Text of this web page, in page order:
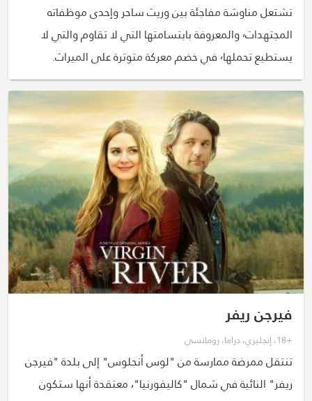
تشتعل مناوشة مفاجئة بين وريث ساحر وإحدى موظفاته
المجتهدات٬ والمعروفة بابتسامتها التي لا تقاوم والتي لا
يستطيع تحملها٬ في خضم معركة متوترة على الميراث.
فيرجن ريفر
+18 ، إنجليزي،دراما، رومانسي
تنتقل ممرضة ممارسة من "لوس أنجلوس" إلى بلدة "فيرجن
ريفر" النائية في شمال "كاليفورنيا"، معتقدة أنها ستكون